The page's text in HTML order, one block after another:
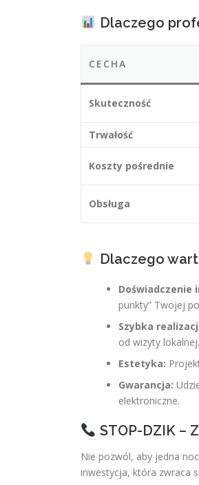
Dlaczego
CECHA
Skuteczność
Trwałość
Koszty pośrednie
Obsługa
Dlaczego
Doświadczenie
punkty” Twojej
Szybka
od wizyty lokalnej.
Estetyka:
Gwarancja:
elektroniczne.
STOP-DZIK –
Nie pozwól, aby jedna
inwestycja, która zwraca